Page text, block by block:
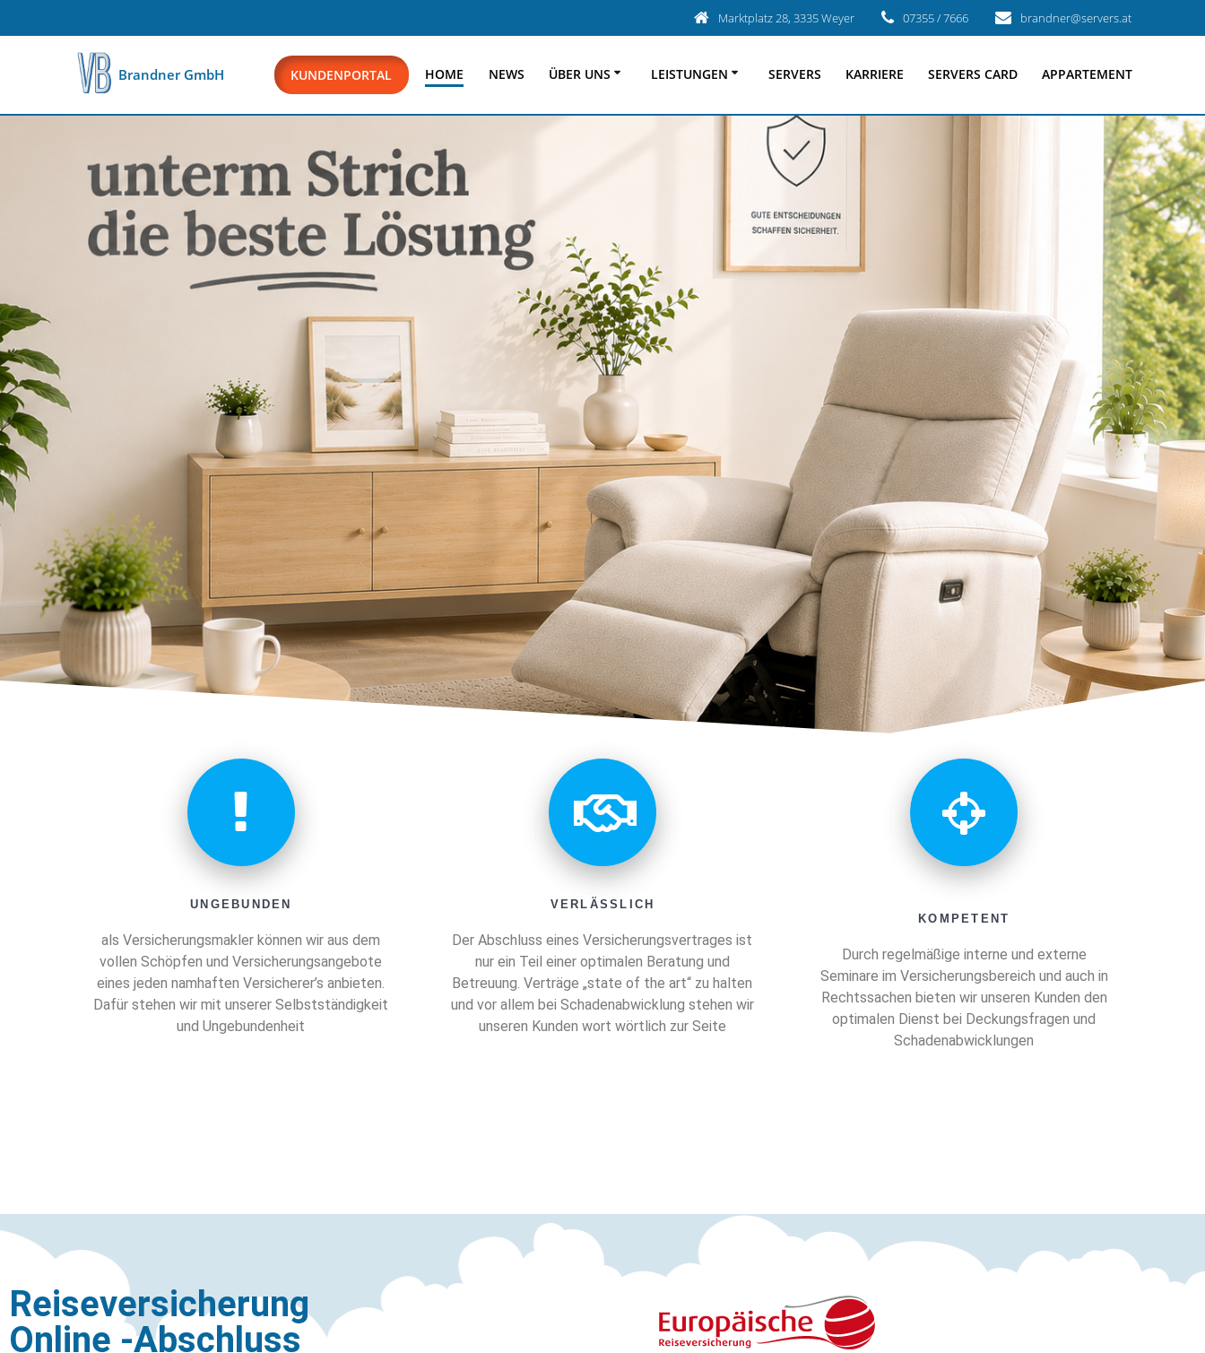
Marktplatz 28, 3335 Weyer 07355 / 7666 brandner@servers.at
KUNDENPORTAL HOME NEWS ÜBER UNS LEISTUNGEN SERVERS KARRIERE SERVERS CARD APPARTEMENT
UNGEBUNDEN
als Versicherungsmakler können wir aus dem
vollen Schöpfen und Versicherungsangebote
eines jeden namhaften Versicherer’s anbieten.
Dafür stehen wir mit unserer Selbstständigkeit
und Ungebundenheit
VERLÄSSLICH
Der Abschluss eines Versicherungsvertrages ist
nur ein Teil einer optimalen Beratung und
Betreuung. Verträge „state of the art“ zu halten
und vor allem bei Schadenabwicklung stehen wir
unseren Kunden wort wörtlich zur Seite
KOMPETENT
Durch regelmäßige interne und externe
Seminare im Versicherungsbereich und auch in
Rechtssachen bieten wir unseren Kunden den
optimalen Dienst bei Deckungsfragen und
Schadenabwicklungen
Reiseversicherung
Online -Abschluss